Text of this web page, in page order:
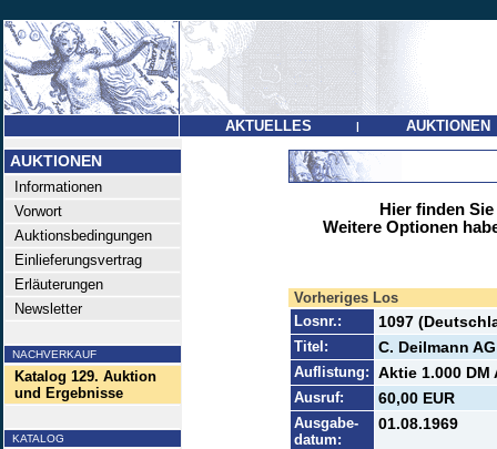
AKTUELLES | AUKTIONEN
AUKTIONEN
Informationen
Vorwort
Auktionsbedingungen
Einlieferungsvertrag
Erläuterungen
Newsletter
NACHVERKAUF
Katalog 129. Auktion
und Ergebnisse
KATALOG
Hier finden
Weitere Optionen
Vorheriges Los
Losnr.:
1097
Titel: C. Deilmann AG
Auflistung: Aktie 1.000 DM
Ausruf: 60,00 EUR
Ausgabe-
datum:
01.08.1969